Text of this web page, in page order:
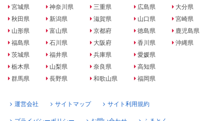
宮城県
秋田県
山形県
福島県
茨城県
栃木県
群馬県
神奈川県
新潟県
富山県
石川県
福井県
山梨県
長野県
三重県
滋賀県
京都府
大阪府
兵庫県
奈良県
和歌山県
広島県
山口県
徳島県
香川県
愛媛県
高知県
福岡県
大分県
宮崎県
鹿児島県
沖縄県
運営会社 サイトマップ サイト利用規約